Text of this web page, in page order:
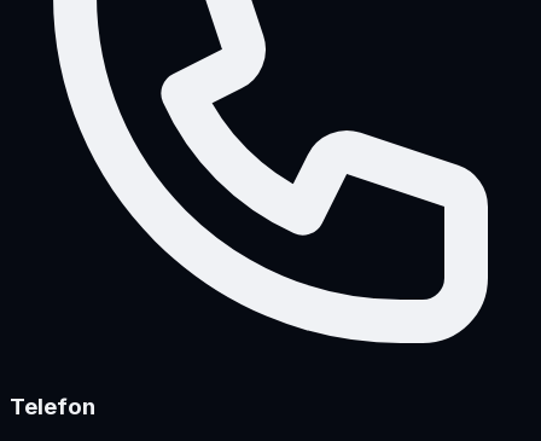
Telefon